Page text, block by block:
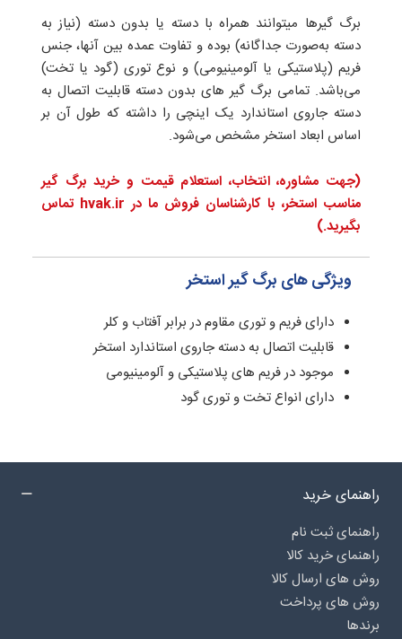
برگ گیرها میتوانند همراه با دسته یا بدون دسته (نیاز به
دسته به‌صورت جداگانه) بوده و تفاوت عمده بین آنها، جنس
فریم (پلاستیکی یا آلومینیومی) و نوع توری (گود یا تخت)
می‌باشد. تمامی برگ گیر های بدون دسته قابلیت اتصال به
دسته جاروی استاندارد یک اینچی را داشته که طول آن بر
اساس ابعاد استخر مشخص می‌شود.
(جهت مشاوره،انتخاب، استعلام قیمت و خریدبرگ گیر
مناسب استخر،
با کارشناسان فروش ما در hvak.ir تماس
بگیرید.)
ویژگی های برگ گیر استخر
دارای فریم و توری مقاوم در برابر آفتاب و کلر
قابلیت اتصال به دسته جاروی استاندارد استخر
موجود در فریم های پلاستیکی و آلومینیومی
دارای انواع تخت و توری گود
راهنمای خرید
راهنمای ثبت نام
راهنمای خرید کالا
روش های ارسال کالا
روش های پرداخت
برندها